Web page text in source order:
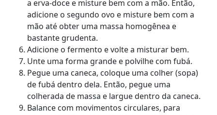
a erva-doce e misture bem com a mão. Então,
adicione o segundo ovo e misture bem com a
mão até obter uma massa homogênea e
bastante grudenta.
Adicione o fermento e volte a misturar bem.
Unte uma forma grande e polvilhe com fubá.
Pegue uma caneca, coloque uma colher (sopa)
de fubá dentro dela. Então, pegue uma
colherada de massa e largue dentro da caneca.
Balance com movimentos circulares, para